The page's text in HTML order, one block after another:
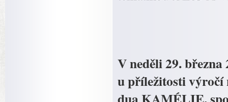
V neděli 29. března
u příležitosti výročí